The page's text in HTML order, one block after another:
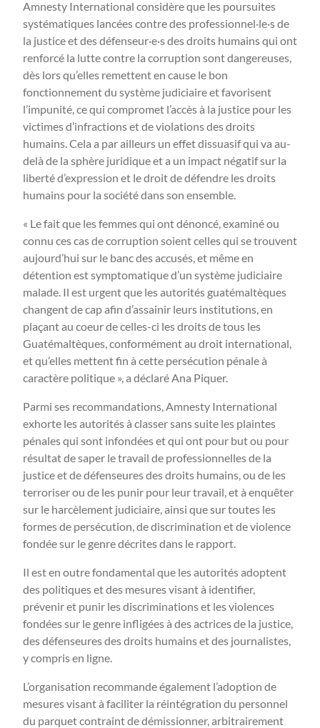
Amnesty International considère que les poursuites
systématiques lancées contre des professionnel·le·s de
la justice et des défenseur·e·s des droits humains qui ont
renforcé la lutte contre la corruption sont dangereuses,
dès lors qu’elles remettent en cause le bon
fonctionnement du système judiciaire et favorisent
l’impunité, ce qui compromet l’accès à la justice pour les
victimes d’infractions et de violations des droits
humains. Cela a par ailleurs un effet dissuasif qui va au-
delà de la sphère juridique et a un impact négatif sur la
liberté d’expression et le droit de défendre les droits
humains pour la société dans son ensemble.
« Le fait que les femmes qui ont dénoncé, examiné ou
connu ces cas de corruption soient celles qui se trouvent
aujourd’hui sur le banc des accusés, et même en
détention est symptomatique d’un système judiciaire
malade. Il est urgent que les autorités guatémaltèques
changent de cap afin d’assainir leurs institutions, en
plaçant au coeur de celles-ci les droits de tous les
Guatémaltèques, conformément au droit international,
et qu’elles mettent fin à cette persécution pénale à
caractère politique », a déclaré Ana Piquer.
Parmi ses recommandations, Amnesty International
exhorte les autorités à classer sans suite les plaintes
pénales qui sont infondées et qui ont pour but ou pour
résultat de saper le travail de professionnelles de la
justice et de défenseures des droits humains, ou de les
terroriser ou de les punir pour leur travail, et à enquêter
sur le harcèlement judiciaire, ainsi que sur toutes les
formes de persécution, de discrimination et de violence
fondée sur le genre décrites dans le rapport.
Il est en outre fondamental que les autorités adoptent
des politiques et des mesures visant à identifier,
prévenir et punir les discriminations et les violences
fondées sur le genre infligées à des actrices de la justice,
des défenseures des droits humains et des journalistes,
y compris en ligne.
L’organisation recommande également l’adoption de
mesures visant à faciliter la réintégration du personnel
du parquet contraint de démissionner, arbitrairement